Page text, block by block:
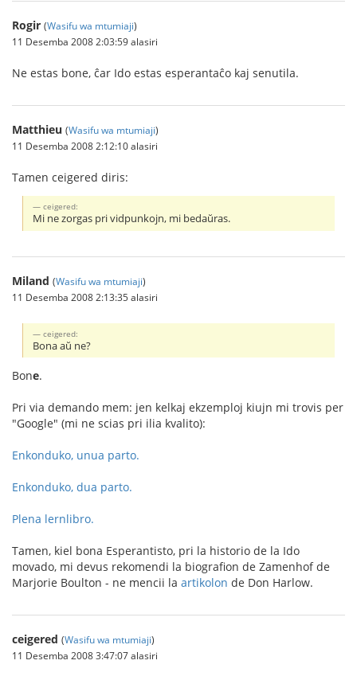
Rogir (Wasifu wa mtumiaji)
11 Desemba 2008 2:03:59 alasiri
Ne estas bone, ĉar Ido estas esperantaĉo kaj senutila.
Matthieu (Wasifu wa mtumiaji)
11 Desemba 2008 2:12:10 alasiri
Tamen ceigered diris:
ceigered:
Mi ne zorgas pri vidpunkojn, mi bedaŭras.
Miland (Wasifu wa mtumiaji)
11 Desemba 2008 2:13:35 alasiri
ceigered:
Bona aŭ ne?
Bone.
Pri via demando mem: jen kelkaj ekzemploj kiujn mi trovis per
"Google" (mi ne scias pri ilia kvalito):
Enkonduko, unua parto.
Enkonduko, dua parto.
Plena lernlibro.
Tamen, kiel bona Esperantisto, pri la historio de la Ido
movado, mi devus rekomendi la biografion de Zamenhof de
Marjorie Boulton - ne mencii la artikolon de Don Harlow.
ceigered (Wasifu wa mtumiaji)
11 Desemba 2008 3:47:07 alasiri